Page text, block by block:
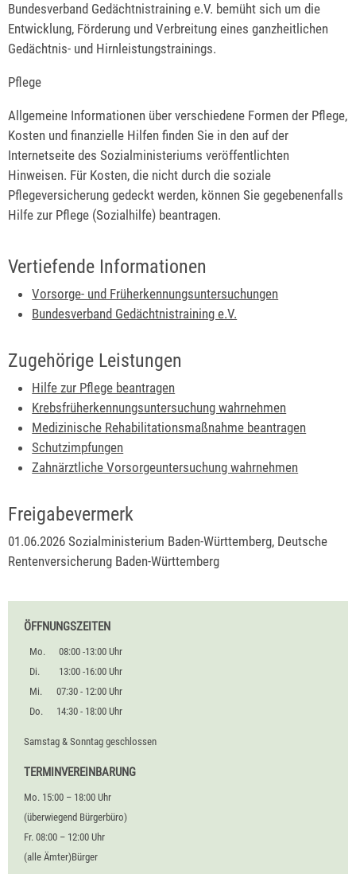
Bundesverband Gedächtnistraining e.V. bemüht sich um die
Entwicklung, Förderung und Verbreitung eines ganzheitlichen
Gedächtnis- und Hirnleistungstrainings.
Pflege
Allgemeine Informationen über verschiedene Formen der Pflege,
Kosten und finanzielle Hilfen finden Sie in den auf der
Internetseite des Sozialministeriums veröffentlichten
Hinweisen. Für Kosten, die nicht durch die soziale
Pflegeversicherung gedeckt werden, können Sie gegebenenfalls
Hilfe zur Pflege (Sozialhilfe) beantragen.
Vertiefende Informationen
Vorsorge- und Früherkennungsuntersuchungen
Bundesverband Gedächtnistraining e.V.
Zugehörige Leistungen
Hilfe zur Pflege beantragen
Krebsfrüherkennungsuntersuchung wahrnehmen
Medizinische Rehabilitationsmaßnahme beantragen
Schutzimpfungen
Zahnärztliche Vorsorgeuntersuchung wahrnehmen
Freigabevermerk
01.06.2026 Sozialministerium Baden-Württemberg, Deutsche
Rentenversicherung Baden-Württemberg
ÖFFNUNGSZEITEN
Mo.
08:00 -13:00 Uhr
Di.
13:00 -16:00 Uhr
Mi.
07:30 - 12:00 Uhr
Do.
14:30 - 18:00 Uhr
Samstag & Sonntag geschlossen
TERMINVEREINBARUNG
Mo. 15:00 – 18:00 Uhr
(überwiegend Bürgerbüro)
Fr. 08:00 – 12:00 Uhr
(alle Ämter)Bürger